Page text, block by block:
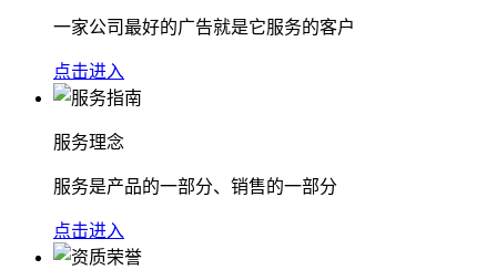
一家公司最好的广告就是它服务的客户
点击进入
服务理念
服务是产品的一部分、销售的一部分
点击进入